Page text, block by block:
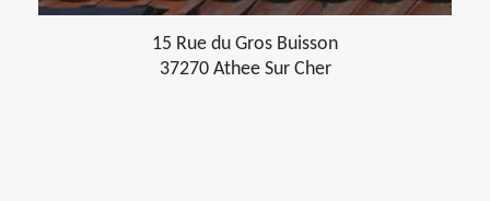
15 Rue du Gros Buisson
37270 Athee Sur Cher